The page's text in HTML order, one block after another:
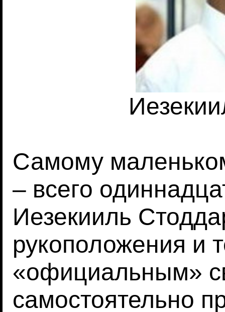
Самому
– всего
Иезекииль
рукоположения и
«официальным»
самостоятельно